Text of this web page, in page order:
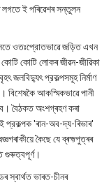
লগতে ই পৰিৱেশৰ সন্তুলন
ওতঃপ্রোতভাৱে জড়িত এখন
কোটি লোকৰ জীৱন-জীৱিকা
জলবিদ্যুৎ প্রকল্পসমূহ নির্মাণ
বিশেষকৈ আকস্মিকভাৱে পানী
বৈঠকত অংশগ্ৰহণ কৰা
প্রকল্পক 'ৰান-অব-দ্য-ৰিভাৰ'
কৈছে যে ব্ৰহ্মপুত্ৰৰ
গুৰুত্বপূৰ্ণ।
স্বাৰ্থত ভাৰত-চীনৰ